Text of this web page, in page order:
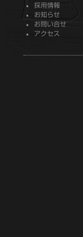
採用情報
お知らせ
お問い合せ
アクセス